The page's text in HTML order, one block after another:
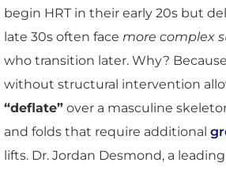
begin HRT in their early 20s but
late 30s often face more complex
who transition later. Why?
without structural intervention
“deflate” over a masculine
and folds that require additional
lifts. Dr. Jordan Desmond, a